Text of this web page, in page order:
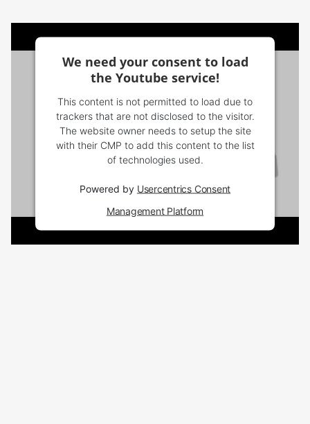
We need your consent to load
the Youtube service!
This content is not permitted to load due to
trackers that are not disclosed to the visitor.
The website owner needs to setup the site
with their CMP to add this content to the list
of technologies used.
Powered by Usercentrics Consent
Management Platform